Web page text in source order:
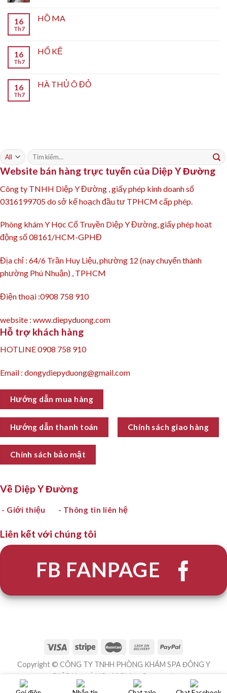
16
Th7
HỒ MA
16
Th7
HỔ KẾ
16
Th7
HÀ THỦ Ô ĐỎ
Tìm
kiếm:
Website bán hàng trực tuyến của Diệp Y Đường
Công ty TNHH Diệp Y Đường , giấy phép kinh doanh số
0316199705 do sở kế hoạch đầu tư TPHCM cấp phép.
Phòng khám Y Học Cổ Truyền Diệp Y Đường, giấy phép hoạt
động số 08161/HCM-GPHĐ
Địa chỉ : 64/6 Trần Huy Liệu, phường 12 (nay chuyển thành
phường Phú Nhuận) , TPHCM
Điện thoại :0908 758 910
website : www.diepyduong.com
Hỗ trợ khách hàng
HOTLINE 0908 758 910
Email : dongydiepyduong@gmail.com
Hướng dẫn mua hàng
Hướng dẫn thanh toán Chính sách giao hàng
Chính sách bảo mật
Về Diệp Y Đường
- Giới thiệu - Thông tin liên hệ
Liên kết với chúng tôi
FB FANPAGE
Copyright © CÔNG TY TNHH PHÒNG KHÁM SPA ĐÔNG Y
DIỆP Y ĐƯỜNG . All Rights Reserved.